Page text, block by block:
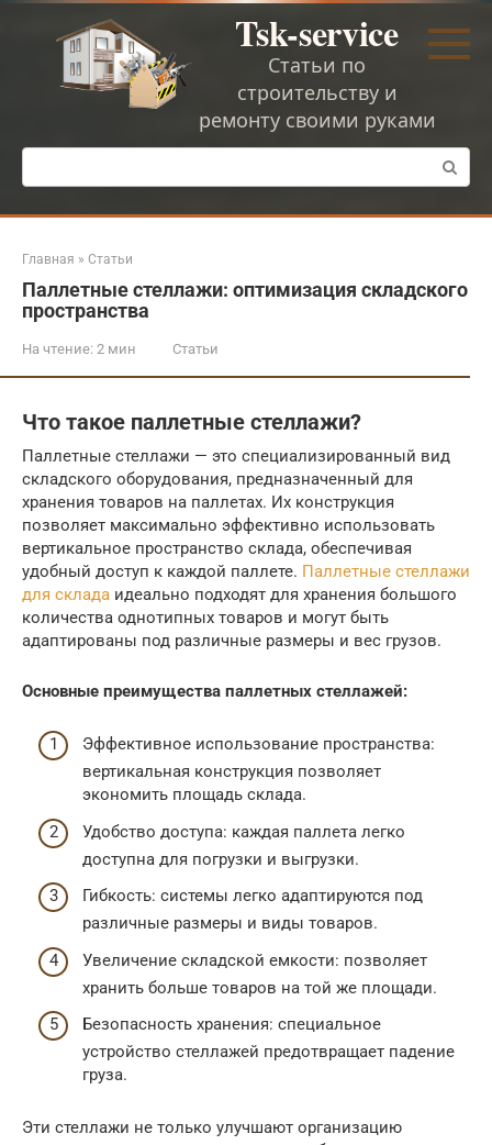
Перейти
Tsk-service
Статьи по
строительству и
ремонту своими руками
Поиск:
Главная » Статьи
Паллетные стеллажи: оптимизация складского
пространства
На чтение: 2 мин Статьи
Что такое паллетные стеллажи?
Паллетные стеллажи — это специализированный вид
складского оборудования, предназначенный для
хранения товаров на паллетах. Их конструкция
позволяет максимально эффективно использовать
вертикальное пространство склада, обеспечивая
удобный доступ к каждой паллете. Паллетные стеллажи
для склада идеально подходят для хранения большого
количества однотипных товаров и могут быть
адаптированы под различные размеры и вес грузов.
Основные преимущества паллетных стеллажей:
Эффективное использование пространства:
вертикальная конструкция позволяет
экономить площадь склада.
Удобство доступа: каждая паллета легко
доступна для погрузки и выгрузки.
Гибкость: системы легко адаптируются под
различные размеры и виды товаров.
Увеличение складской емкости: позволяет
хранить больше товаров на той же площади.
Безопасность хранения: специальное
устройство стеллажей предотвращает падение
груза.
Эти стеллажи не только улучшают организацию